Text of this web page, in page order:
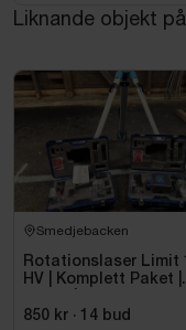
Liknande objekt
Smedjebacken
Rotationslaser Limit
HV | Komplett Paket |
850 kr · 14 bud